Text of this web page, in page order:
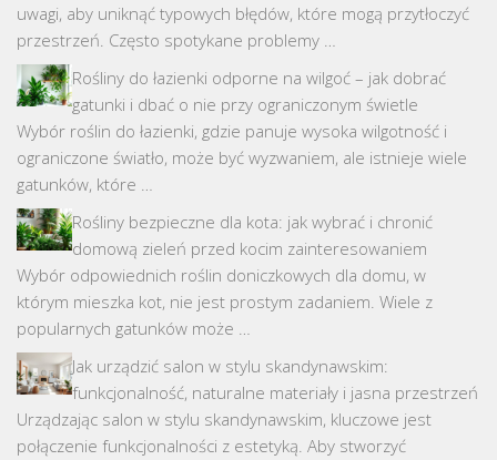
uwagi, aby uniknąć typowych błędów, które mogą przytłoczyć
przestrzeń. Często spotykane problemy …
Rośliny do łazienki odporne na wilgoć – jak dobrać
gatunki i dbać o nie przy ograniczonym świetle
Wybór roślin do łazienki, gdzie panuje wysoka wilgotność i
ograniczone światło, może być wyzwaniem, ale istnieje wiele
gatunków, które …
Rośliny bezpieczne dla kota: jak wybrać i chronić
domową zieleń przed kocim zainteresowaniem
Wybór odpowiednich roślin doniczkowych dla domu, w
którym mieszka kot, nie jest prostym zadaniem. Wiele z
popularnych gatunków może …
Jak urządzić salon w stylu skandynawskim:
funkcjonalność, naturalne materiały i jasna przestrzeń
Urządzając salon w stylu skandynawskim, kluczowe jest
połączenie funkcjonalności z estetyką. Aby stworzyć